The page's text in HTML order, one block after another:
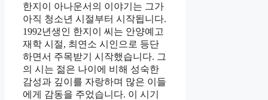
한지이 아나운서의 이야기는 그가
아직 청소년 시절부터 시작됩니다.
1992년생인 한지이 씨는 안양예고
재학 시절, 최연소 시인으로 등단
하면서 주목받기 시작했습니다. 그
의 시는 젊은 나이에 비해 성숙한
감성과 깊이를 자랑하며 많은 이들
에게 감동을 주었습니다. 이 시기